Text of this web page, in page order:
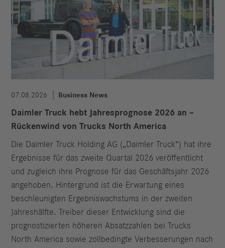
07.08.2026 Business News
Daimler Truck hebt Jahresprognose 2026 an –
Rückenwind von Trucks North America
Die Daimler Truck Holding AG („Daimler Truck“) hat ihre
Ergebnisse für das zweite Quartal 2026 veröffentlicht
und zugleich ihre Prognose für das Geschäftsjahr 2026
angehoben. Hintergrund ist die Erwartung eines
beschleunigten Ergebniswachstums in der zweiten
Jahreshälfte. Treiber dieser Entwicklung sind die
prognostizierten höheren Absatzzahlen bei Trucks
North America sowie zollbedingte Verbesserungen nach